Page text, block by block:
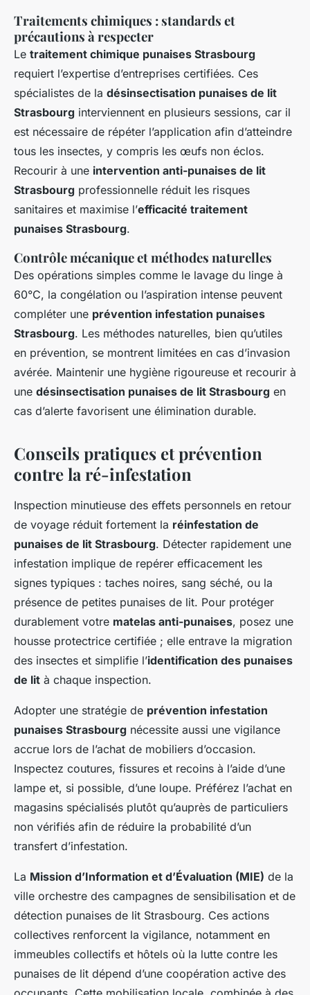
Traitements chimiques : standards et
précautions à respecter
Le traitement chimique punaises Strasbourg
requiert l’expertise d’entreprises certifiées. Ces
spécialistes de la désinsectisation punaises de lit
Strasbourg interviennent en plusieurs sessions, car il
est nécessaire de répéter l’application afin d’atteindre
tous les insectes, y compris les œufs non éclos.
Recourir à une intervention anti-punaises de lit
Strasbourg professionnelle réduit les risques
sanitaires et maximise l’efficacité traitement
punaises Strasbourg.
Contrôle mécanique et méthodes naturelles
Des opérations simples comme le lavage du linge à
60°C, la congélation ou l’aspiration intense peuvent
compléter une prévention infestation punaises
Strasbourg. Les méthodes naturelles, bien qu’utiles
en prévention, se montrent limitées en cas d’invasion
avérée. Maintenir une hygiène rigoureuse et recourir à
une désinsectisation punaises de lit Strasbourg en
cas d’alerte favorisent une élimination durable.
Conseils pratiques et prévention
contre la ré-infestation
Inspection minutieuse des effets personnels en retour
de voyage réduit fortement la réinfestation de
punaises de lit Strasbourg. Détecter rapidement une
infestation implique de repérer efficacement les
signes typiques : taches noires, sang séché, ou la
présence de petites punaises de lit. Pour protéger
durablement votre matelas anti-punaises, posez une
housse protectrice certifiée ; elle entrave la migration
des insectes et simplifie l’identification des punaises
de lit à chaque inspection.
Adopter une stratégie de prévention infestation
punaises Strasbourg nécessite aussi une vigilance
accrue lors de l’achat de mobiliers d’occasion.
Inspectez coutures, fissures et recoins à l’aide d’une
lampe et, si possible, d’une loupe. Préférez l’achat en
magasins spécialisés plutôt qu’auprès de particuliers
non vérifiés afin de réduire la probabilité d’un
transfert d’infestation.
La Mission d’Information et d’Évaluation (MIE) de la
ville orchestre des campagnes de sensibilisation et de
détection punaises de lit Strasbourg. Ces actions
collectives renforcent la vigilance, notamment en
immeubles collectifs et hôtels où la lutte contre les
punaises de lit dépend d’une coopération active des